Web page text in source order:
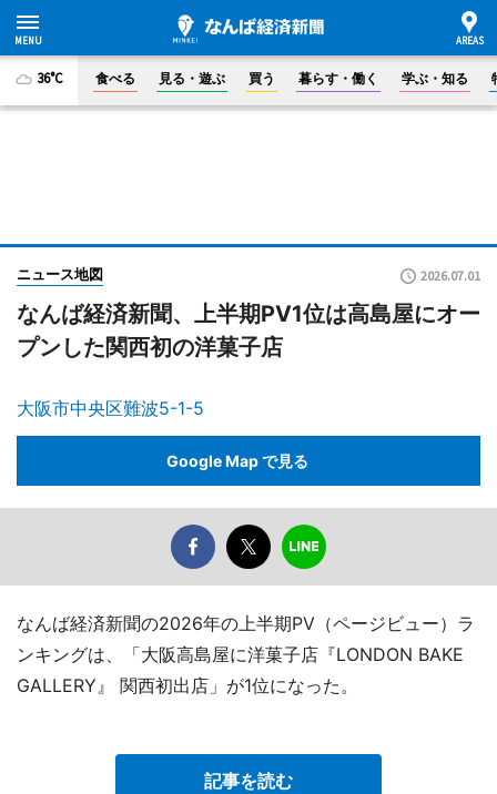
36°C 食べる 見る・遊ぶ 買う 暮らす・働く 学ぶ・知る
ニュース地図 2026.07.01
なんば経済新聞、上半期PV1位は高島屋にオー
プンした関西初の洋菓子店
大阪市中央区難波5-1-5
Google Map で見る
なんば経済新聞の2026年の上半期PV（ページビュー）ラ
ンキングは、「大阪高島屋に洋菓子店『LONDON BAKE
GALLERY』 関西初出店」が1位になった。
記事を読む